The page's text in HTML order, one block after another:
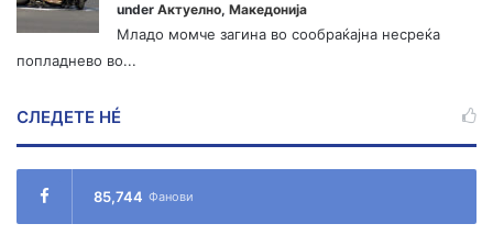
under Актуелно, Македонија
Младо момче загина во сообраќајна несреќа
попладнево во...
СЛЕДЕТЕ НÉ
85,744 Фанови